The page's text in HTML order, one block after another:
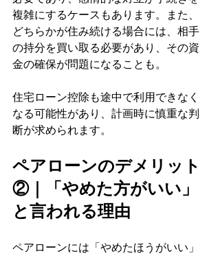
複雑にするケースもあります。また、
どちらかが住み続ける場合には、相手
の持分を買い取る必要があり、その資
金の確保が問題になることも。
住宅ローン控除も途中で利用できなく
なる可能性があり、計画時に慎重な判
断が求められます。
ペアローンのデメリット
②｜「やめた方がいい」
と言われる理由
ペアローンには「やめたほうがいい」